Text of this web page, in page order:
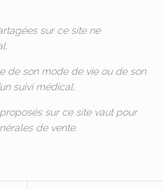
sur ce site ne
de son mode de vie ou de son
suivi médical.
sur ce site vaut pour
de vente.